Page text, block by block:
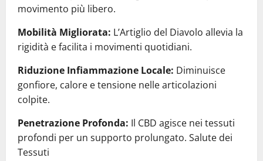
movimento più libero.
Mobilità Migliorata: L’Artiglio del Diavolo allevia la
rigidità e facilita i movimenti quotidiani.
Riduzione Infiammazione Locale: Diminuisce
gonfiore, calore e tensione nelle articolazioni
colpite.
Penetrazione Profonda: Il CBD agisce nei tessuti
profondi per un supporto prolungato. Salute dei
Tessuti